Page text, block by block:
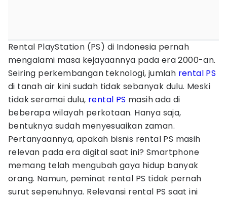
Rental PlayStation (PS) di Indonesia pernah
mengalami masa kejayaannya pada era 2000-an.
Seiring perkembangan teknologi, jumlah rental PS
di tanah air kini sudah tidak sebanyak dulu. Meski
tidak seramai dulu, rental PS masih ada di
beberapa wilayah perkotaan. Hanya saja,
bentuknya sudah menyesuaikan zaman.
Pertanyaannya, apakah bisnis rental PS masih
relevan pada era digital saat ini? Smartphone
memang telah mengubah gaya hidup banyak
orang. Namun, peminat rental PS tidak pernah
surut sepenuhnya. Relevansi rental PS saat ini